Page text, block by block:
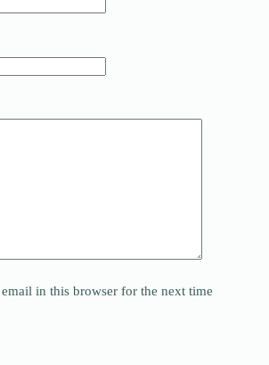
in this browser for the next time